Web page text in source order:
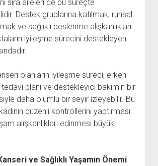
sıra aileleri de bu süreçte
Destek gruplarına katılmak, ruhsal
ve sağlıklı beslenme alışkanlıkları
iyileşme sürecini destekleyen
olanların iyileşme süreci, erken
planı ve destekleyici bakımın bir
daha olumlu bir seyir izleyebilir. Bu
düzenli kontrollerini yaptırması
alışkanlıkları edinmesi büyük
ve Sağlıklı Yaşamın Önemi